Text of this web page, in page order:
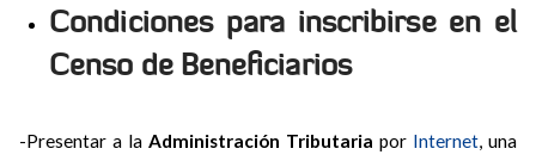
Condiciones para inscribirse en el
Censo de Beneficiarios
-Presentar a la Administración Tributaria por Internet, una